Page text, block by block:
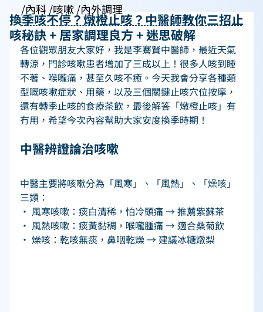
換季咳不停？燉橙止咳？中醫師教你三招止
咳秘訣 + 居家調理良方 + 迷思破解
各位觀眾朋友大家好，我是李騫賢中醫師，最近天氣
轉涼，門診咳嗽患者增加了三成以上！很多人咳到睡
不著、喉嚨痛，甚至久咳不癒。今天我會分享各種類
型嘅咳嗽症狀、用藥，以及三個關鍵止咳穴位按摩，
還有轉季止咳的食療茶飲，最後解答「燉橙止咳」有
冇用，希望今次內容幫助大家安度換季時期！
中醫辨證論治咳嗽
中醫主要將咳嗽分為「風寒」、「風熱」、「燥咳」
三類：
• 風寒咳嗽：痰白清稀，怕冷頭痛 → 推薦紫蘇茶
• 風熱咳嗽：痰黃黏稠，喉嚨腫痛 → 適合桑菊飲
• 燥咳：乾咳無痰，鼻咽乾燥 → 建議冰糖燉梨
/內科 /咳嗽 /內外調理